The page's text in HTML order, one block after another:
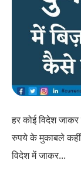
हर कोई विदेश जाकर
रुपये के मुकाबले कहीं
विदेश में जाकर...